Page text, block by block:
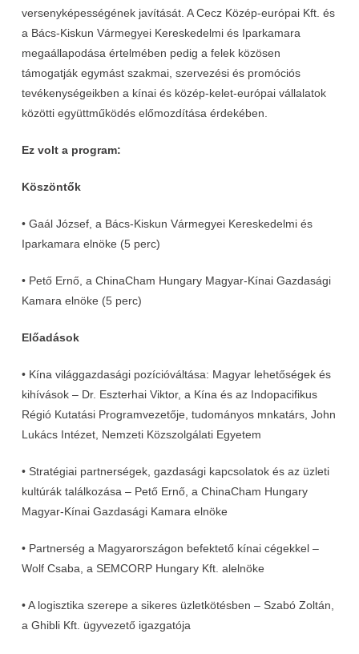
versenyképességének javítását. A Cecz Közép-európai Kft. és
a Bács-Kiskun Vármegyei Kereskedelmi és Iparkamara
megaállapodása értelmében pedig a felek közösen
támogatják egymást szakmai, szervezési és promóciós
tevékenységeikben a kínai és közép-kelet-európai vállalatok
közötti együttműködés előmozdítása érdekében.
Ez volt a program:
Köszöntők
• Gaál József, a Bács-Kiskun Vármegyei Kereskedelmi és
Iparkamara elnöke (5 perc)
• Pető Ernő, a ChinaCham Hungary Magyar-Kínai Gazdasági
Kamara elnöke (5 perc)
Előadások
• Kína világgazdasági pozícióváltása: Magyar lehetőségek és
kihívások – Dr. Eszterhai Viktor, a Kína és az Indopacifikus
Régió Kutatási Programvezetője, tudományos mnkatárs, John
Lukács Intézet, Nemzeti Közszolgálati Egyetem
• Stratégiai partnerségek, gazdasági kapcsolatok és az üzleti
kultúrák találkozása – Pető Ernő, a ChinaCham Hungary
Magyar-Kínai Gazdasági Kamara elnöke
• Partnerség a Magyarországon befektető kínai cégekkel –
Wolf Csaba, a SEMCORP Hungary Kft. alelnöke
• A logisztika szerepe a sikeres üzletkötésben – Szabó Zoltán,
a Ghibli Kft. ügyvezető igazgatója